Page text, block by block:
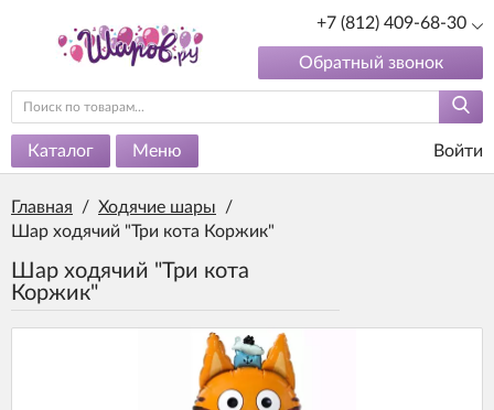
+7 (812) 409-68-30
Обратный звонок
Каталог Меню Войти
Главная / Ходячие шары
/
Шар ходячий "Три кота Коржик"
Шар ходячий "Три кота
Коржик"